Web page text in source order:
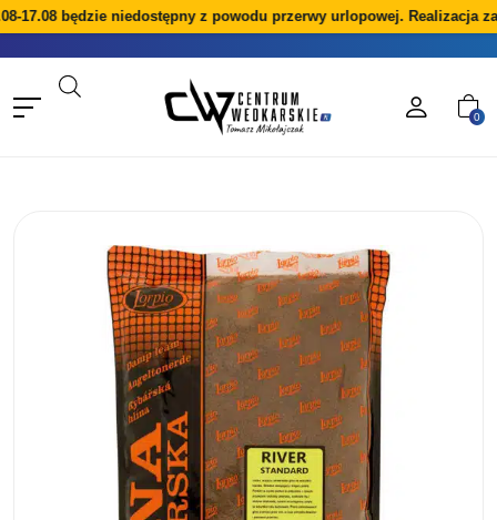
17.08 będzie niedostępny z powodu przerwy urlopowej. Realizacja
0